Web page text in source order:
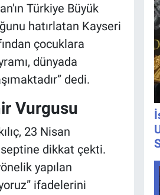
Türkiye Büyük
hatırlatan Kayseri
çocuklara
dünyada
dedi.
Vurgusu
23 Nisan
dikkat çekti.
yapılan
ifadelerini